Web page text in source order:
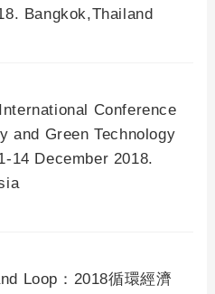
Bangkok,Thailand
Conference
and Green Technology
14 December 2018.
Loop：2018循環經濟